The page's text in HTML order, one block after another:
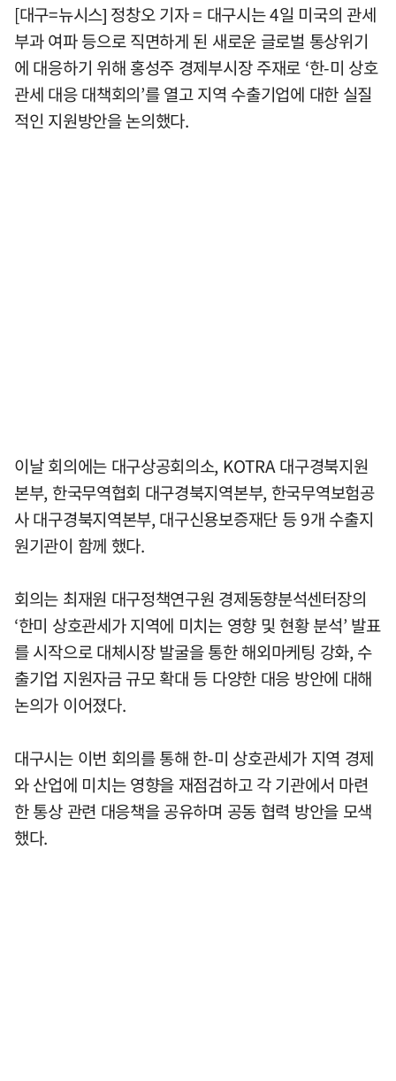
[대구=뉴시스] 정창오 기자 = 대구시는 4일 미국의 관세
부과 여파 등으로 직면하게 된 새로운 글로벌 통상위기
에 대응하기 위해 홍성주 경제부시장 주재로 ‘한-미 상호
관세 대응 대책회의’를 열고 지역 수출기업에 대한 실질
적인 지원방안을 논의했다.
이날 회의에는 대구상공회의소, KOTRA 대구경북지원
본부, 한국무역협회 대구경북지역본부, 한국무역보험공
사 대구경북지역본부, 대구신용보증재단 등 9개 수출지
원기관이 함께 했다.
회의는 최재원 대구정책연구원 경제동향분석센터장의
‘한미 상호관세가 지역에 미치는 영향 및 현황 분석’ 발표
를 시작으로 대체시장 발굴을 통한 해외마케팅 강화, 수
출기업 지원자금 규모 확대 등 다양한 대응 방안에 대해
논의가 이어졌다.
대구시는 이번 회의를 통해 한-미 상호관세가 지역 경제
와 산업에 미치는 영향을 재점검하고 각 기관에서 마련
한 통상 관련 대응책을 공유하며 공동 협력 방안을 모색
했다.